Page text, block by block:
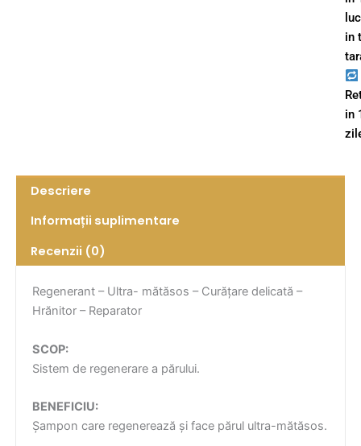
in
in
Descriere
Informații suplimentare
Recenzii (0)
Regenerant – Ultra- mătăsos – Curățare delicată –
Hrănitor – Reparator
SCOP:
Sistem de regenerare a părului.
BENEFICIU:
Șampon care regenerează și face părul ultra-mătăsos.